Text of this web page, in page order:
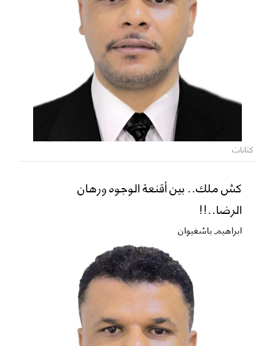
كتابات
كش ملك.. بين أقنعة الوجوه ورهان
الرضا..!!
ابراهيم باشغيوان